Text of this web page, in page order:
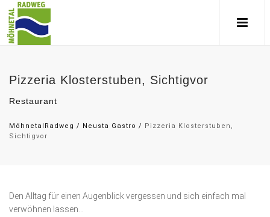
Pizzeria Klosterstuben, Sichtigvor
Restaurant
MöhnetalRadweg / Neusta Gastro / Pizzeria Klosterstuben,
Sichtigvor
Den Alltag für einen Augenblick vergessen und sich einfach mal
verwöhnen lassen...